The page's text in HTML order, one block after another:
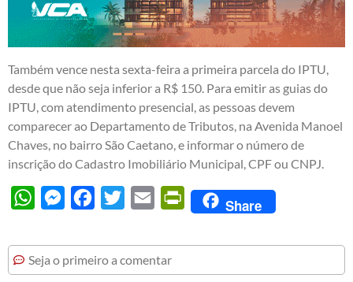
Também vence nesta sexta-feira a primeira parcela do IPTU,
desde que não seja inferior a R$ 150. Para emitir as guias do
IPTU, com atendimento presencial, as pessoas devem
comparecer ao Departamento de Tributos, na Avenida Manoel
Chaves, no bairro São Caetano, e informar o número de
inscrição do Cadastro Imobiliário Municipal, CPF ou CNPJ.
WhatsAppMessengerFacebook
Twitter Email PrintFriendly
Share
Seja o primeiro a comentar